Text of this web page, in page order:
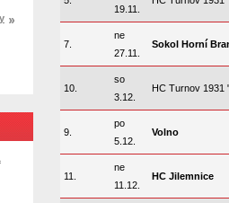
19.11.
7.
ne
27.11.
Sokol Horní
10.
so
3.12.
HC Turnov 1931
9.
po
5.12.
Volno
11.
ne
11.12.
HC Jilemnice